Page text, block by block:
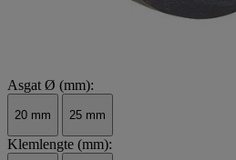
Asgat Ø (mm):
20 mm 25 mm
Klemlengte (mm):